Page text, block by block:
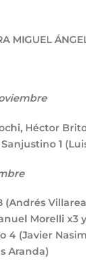
MIGUEL
Héctor
Sanjustino 1
(Andrés
Morelli x3
4 (Javier
Aranda)